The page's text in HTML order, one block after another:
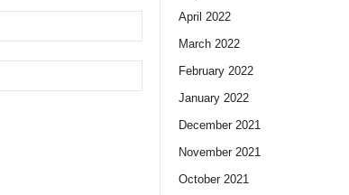
April 2022
March 2022
February 2022
January 2022
December 2021
November 2021
October 2021